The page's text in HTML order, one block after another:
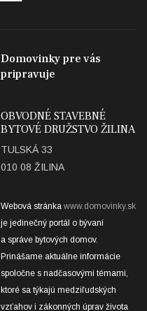
Domovinky pre vás
pripravuje
OBVODNÉ STAVEBNÉ
BYTOVÉ DRUŽSTVO ŽILINA
TULSKÁ 33
010 08 ŽILINA
Webová stránka www.domovinky.sk
je jedinečný portál o bývaní
a správe bytových domov.
Prinášame aktuálne informácie
spoločne s nadčasovými témami,
ktoré sa týkajú medziľudských
vzťahov i zákonných úprav života